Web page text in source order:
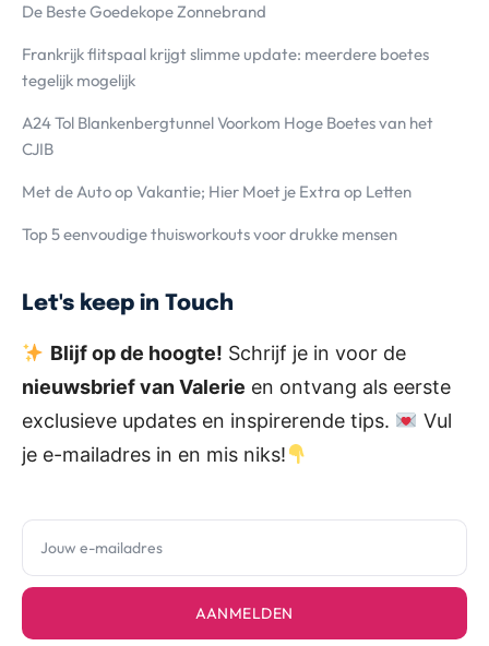
De Beste Goedekope Zonnebrand
Frankrijk flitspaal krijgt slimme update: meerdere boetes
tegelijk mogelijk
A24 Tol Blankenbergtunnel Voorkom Hoge Boetes van het
CJIB
Met de Auto op Vakantie; Hier Moet je Extra op Letten
Top 5 eenvoudige thuisworkouts voor drukke mensen
Let's keep in Touch
Blijf op de hoogte! Schrijf je in voor de
nieuwsbrief van Valerie en ontvang als eerste
exclusieve updates en inspirerende tips.
Vul
je e-mailadres in en mis niks!
AANMELDEN